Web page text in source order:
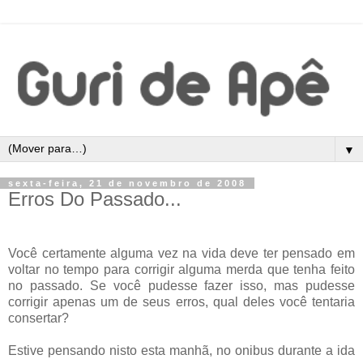
▼
sexta-feira, 21 de novembro de 2008
Erros Do Passado...
Você certamente alguma vez na vida deve ter pensado em
voltar no tempo para corrigir alguma merda que tenha feito
no passado. Se você pudesse fazer isso, mas pudesse
corrigir apenas um de seus erros, qual deles você tentaria
consertar?
Estive pensando nisto esta manhã, no onibus durante a ida